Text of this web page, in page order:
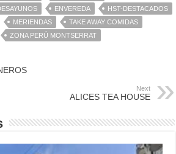
ENVEREDA
HST-DESTACADOS
MERIENDAS
TAKE AWAY COMIDAS
ZONA PERÚ MONTSERRAT
Next
ALICES TEA HOUSE